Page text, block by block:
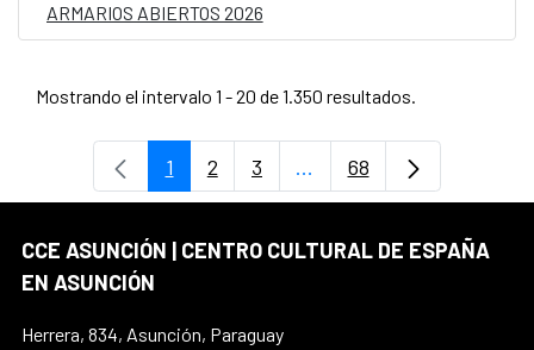
ARMARIOS ABIERTOS 2026
Mostrando el intervalo 1 - 20 de 1.350 resultados.
Página
1 Página
2 Página
3 ...Páginas intermedias
Página
68
CCE ASUNCIÓN | CENTRO CULTURAL DE ESPAÑA
EN ASUNCIÓN
Herrera, 834, Asunción, Paraguay